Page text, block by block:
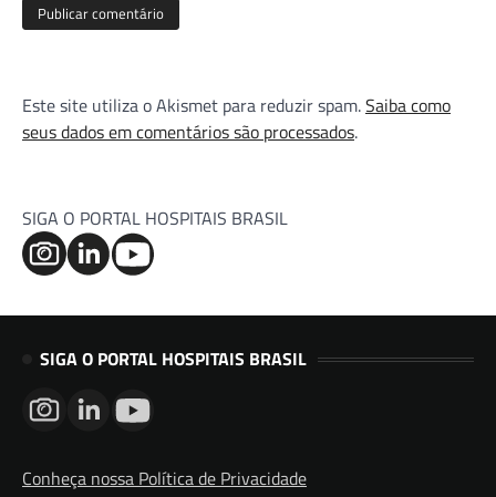
Este site utiliza o Akismet para reduzir spam.Saiba como
seus dados em comentários são processados.
SIGA O PORTAL HOSPITAIS BRASIL
SIGA O PORTAL HOSPITAIS BRASIL
Conheça nossa Política de Privacidade